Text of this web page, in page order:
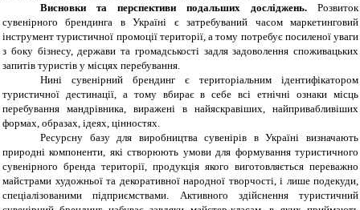
Висновки та перспективи подальших досліджень. Розвиток
сувенірного брендинга в Україні є затребуваний часом маркетинговий
інструмент туристичної промоції території, а тому потребує посиленої уваги
з боку бізнесу, держави та громадськості задля задоволення споживацьких
запитів туристів у місцях перебування.
Нині сувенірний брендинг є територіальним ідентифікатором
туристичної дестинації, а тому вбирає в себе всі етнічні ознаки місць
перебування мандрівника, виражені в найяскравіших, найпривабливіших
формах, образах, ідеях, цінностях.
Ресурсну базу для виробництва сувенірів в Україні визначають
природні компоненти, які створюють умови для формування туристичного
сувенірного бренда території, продукція якого виготовляється переважно
майстрами художньої та декоративної народної творчості, і лише подекуди,
спеціалізованими підприємствами. Активного здійснення туристичний